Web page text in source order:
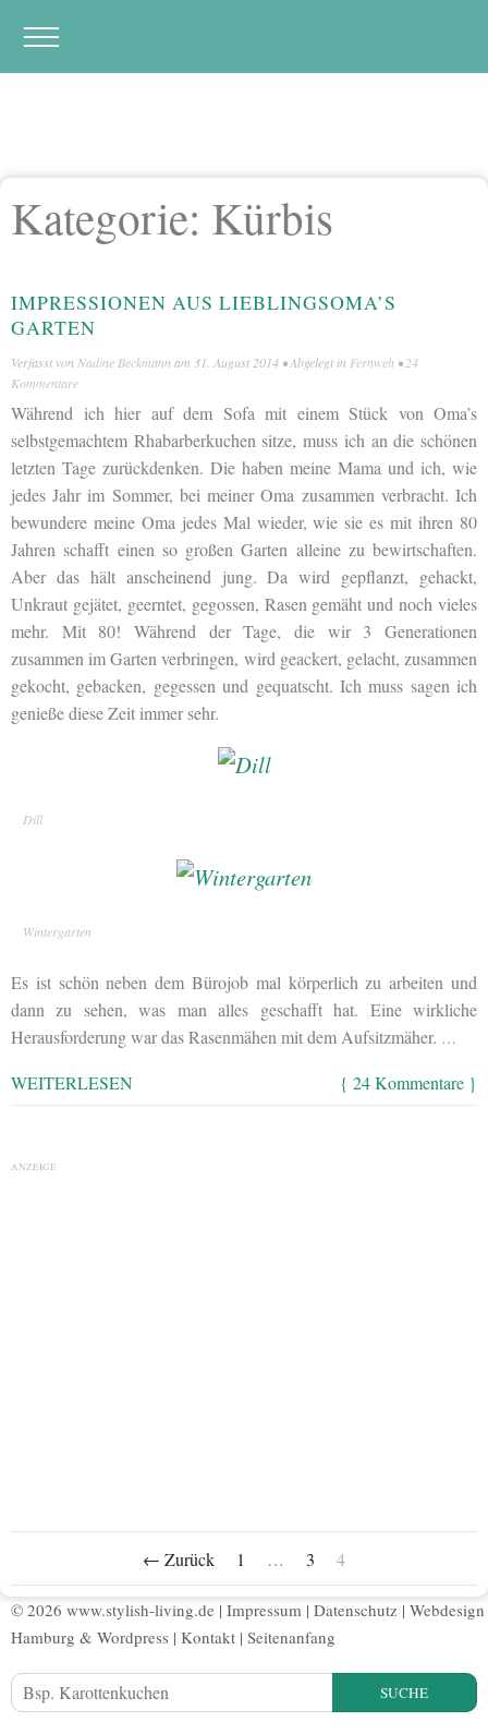
Kategorie: Kürbis
IMPRESSIONEN AUS LIEBLINGSOMA’S
GARTEN
Verfasst von Nadine Beckmann am 31. August 2014 • Abgelegt in Fernweh •24
Kommentare
Während ich hier auf dem Sofa mit einem Stück von Oma’s
selbstgemachtem Rhabarberkuchen sitze, muss ich an die schönen
letzten Tage zurückdenken. Die haben meine Mama und ich, wie
jedes Jahr im Sommer, bei meiner Oma zusammen verbracht. Ich
bewundere meine Oma jedes Mal wieder, wie sie es mit ihren 80
Jahren schafft einen so großen Garten alleine zu bewirtschaften.
Aber das hält anscheinend jung. Da wird gepflanzt, gehackt,
Unkraut gejätet, geerntet, gegossen, Rasen gemäht und noch vieles
mehr. Mit 80! Während der Tage, die wir 3 Generationen
zusammen im Garten verbringen, wird geackert, gelacht, zusammen
gekocht, gebacken, gegessen und gequatscht. Ich muss sagen ich
genieße diese Zeit immer sehr.
Dill
Wintergarten
Es ist schön neben dem Bürojob mal körperlich zu arbeiten und
dann zu sehen, was man alles geschafft hat. Eine wirkliche
Herausforderung war das Rasenmähen mit dem Aufsitzmäher. …
WEITERLESEN { 24 Kommentare }
ANZEIGE
← Zurück 1 … 3 4
© 2026 www.stylish-living.de | Impressum | Datenschutz | Webdesign
Hamburg & Wordpress | Kontakt | Seitenanfang
SUCHE